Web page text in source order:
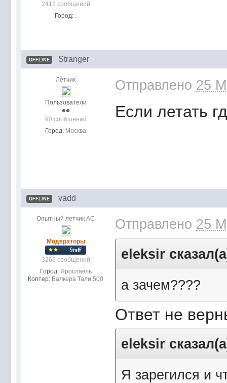
2412 сообщений
Город: .
OFFLINE Stranger
Летчик
Пользователи
90 сообщений
Город: Москва
Отправлено 25
Если летать
OFFLINE vadd
Опытный летчик АС
Модераторы
3266 сообщений
Город: Ярославль
Коптер: Валкера Тали 500
Отправлено 25
eleksir
а зачем????
Ответ не
eleksir
Я зарегился и